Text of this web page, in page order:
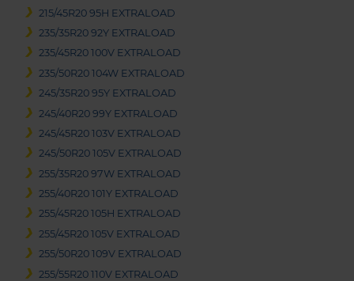
215/45R20 95H EXTRALOAD
235/35R20 92Y EXTRALOAD
235/45R20 100V EXTRALOAD
235/50R20 104W EXTRALOAD
245/35R20 95Y EXTRALOAD
245/40R20 99Y EXTRALOAD
245/45R20 103V EXTRALOAD
245/50R20 105V EXTRALOAD
255/35R20 97W EXTRALOAD
255/40R20 101Y EXTRALOAD
255/45R20 105H EXTRALOAD
255/45R20 105V EXTRALOAD
255/50R20 109V EXTRALOAD
255/55R20 110V EXTRALOAD